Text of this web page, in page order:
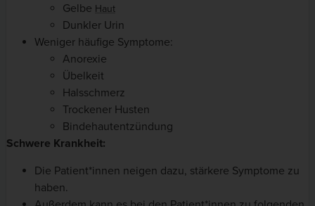
Gelbe Haut
Dunkler Urin
Weniger häufige Symptome:
Anorexie
Übelkeit
Halsschmerz
Trockener Husten
Bindehautentzündung
Schwere Krankheit:
Die Patient*innen neigen dazu, stärkere Symptome zu
haben.